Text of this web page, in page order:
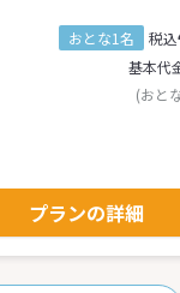
おとな1名 税込
基本代
(おと
プランの詳細